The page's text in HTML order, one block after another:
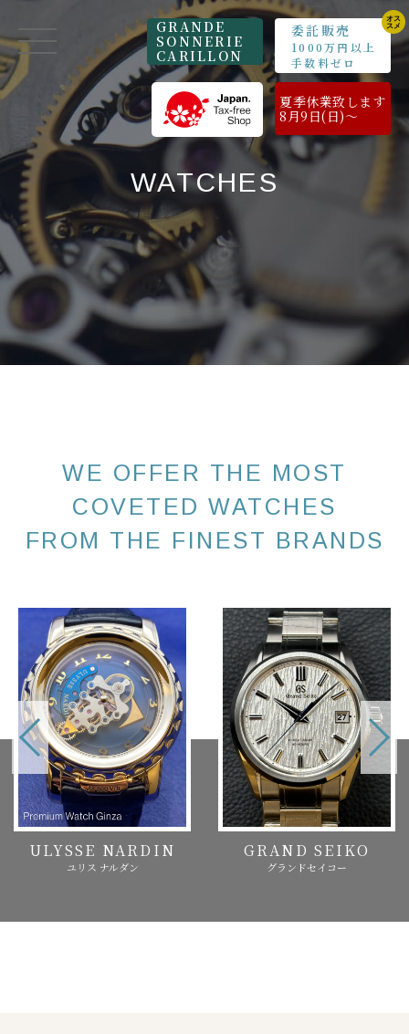
WATCHES
委託販売
1000万円以上
手数料ゼロ
GRANDE
SONNERIE
CARILLON
夏季休業致します
8月9日(日)～
WE OFFER THE MOST
COVETED WATCHES
FROM THE FINEST BRANDS
ULYSSE NARDIN
ユリス ナルダン
GRAND SEIKO
グランドセイコー